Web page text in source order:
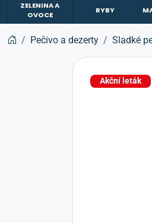
ZELENINA A
OVOCE
RYBY
Pečivo a dezerty Sladké
Akční leták